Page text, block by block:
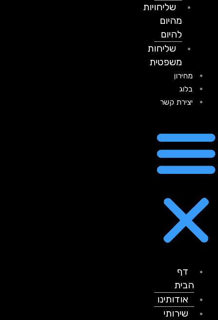
שליחויות
מהיום
להיום
שליחות
משפטית
מחירון
בלוג
יצירת קשר
דף
הבית
אודותינו
שירותי